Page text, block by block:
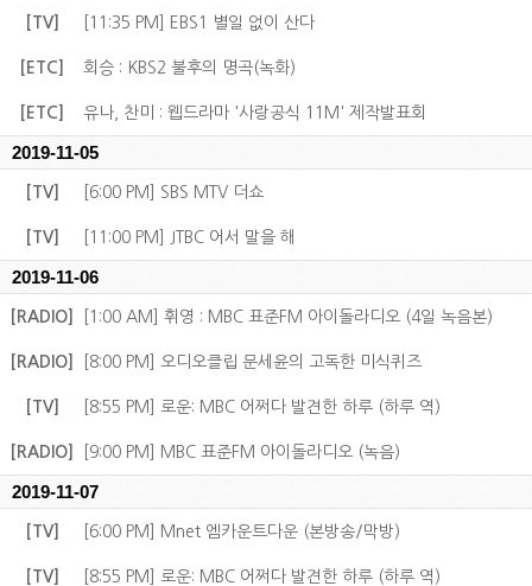
[TV] [11:35 PM] EBS1 별일 없이 산다
[ETC] 회승 : KBS2 불후의 명곡(녹화)
[ETC] 유나, 찬미 : 웹드라마 '사랑공식 11M' 제작발표회
2019-11-05
[TV] [6:00 PM] SBS MTV 더쇼
[TV] [11:00 PM] JTBC 어서 말을 해
2019-11-06
[RADIO] [1:00 AM] 휘영 : MBC 표준FM 아이돌라디오 (4일 녹음본)
[RADIO] [8:00 PM] 오디오클립 문세윤의 고독한 미식퀴즈
[TV] [8:55 PM] 로운: MBC 어쩌다 발견한 하루 (하루 역)
[RADIO] [9:00 PM] MBC 표준FM 아이돌라디오 (녹음)
2019-11-07
[TV] [6:00 PM] Mnet 엠카운트다운 (본방송/막방)
[TV] [8:55 PM] 로운: MBC 어쩌다 발견한 하루 (하루 역)